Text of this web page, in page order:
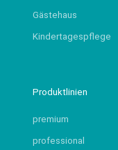
Gästehaus
Kindertagespflege
Produktlinien
premium
professional